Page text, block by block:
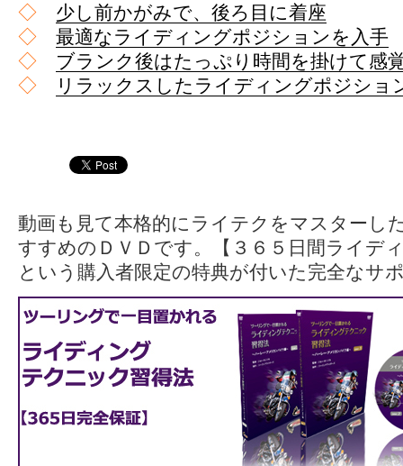
◇
少し前かがみで、後ろ目に着座
◇
最適なライディングポジションを入手
◇
ブランク後はたっぷり時間を掛けて感
◇
リラックスしたライディングポジショ
動画も見て本格的にライテクをマスターし
すすめのＤＶＤです。【３６５日間ライデ
という購入者限定の特典が付いた完全なサ